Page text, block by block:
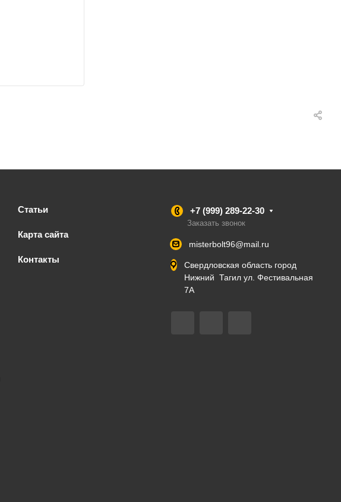
Статьи
Карта сайта
Контакты
+7 (999) 289-22-30
Заказать звонок
misterbolt96@mail.ru
Свердловская область город
Нижний Тагил ул. Фестивальная
7А